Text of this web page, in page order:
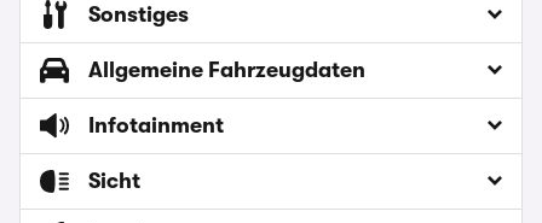
Sonstiges
Allgemeine Fahrzeugdaten
Infotainment
Sicht